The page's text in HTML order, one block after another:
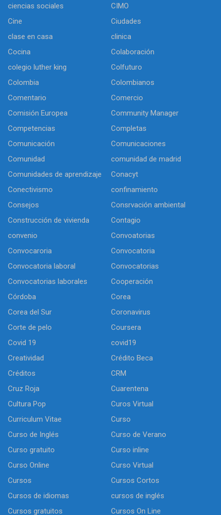
ciencias sociales
CIMO
Cine
Ciudades
clase en casa
clinica
Cocina
Colaboración
colegio luther king
Colfuturo
Colombia
Colombianos
Comentario
Comercio
Comisión Europea
Community Manager
Competencias
Completas
Comunicación
Comunicaciones
Comunidad
comunidad de madrid
Comunidades de aprendizaje
Conacyt
Conectivismo
confinamiento
Consejos
Consrvación ambiental
Construcción de vivienda
Contagio
convenio
Convoatorias
Convocaroria
Convocatoria
Convocatoria laboral
Convocatorias
Convocatorias laborales
Cooperación
Córdoba
Corea
Corea del Sur
Coronavirus
Corte de pelo
Coursera
Covid 19
covid19
Creatividad
Crédito Beca
Créditos
CRM
Cruz Roja
Cuarentena
Cultura Pop
Curos Virtual
Curriculum Vitae
Curso
Curso de Inglés
Curso de Verano
Curso gratuito
Curso inline
Curso Online
Curso Virtual
Cursos
Cursos Cortos
Cursos de idiomas
cursos de inglés
Cursos gratuitos
Cursos On Line